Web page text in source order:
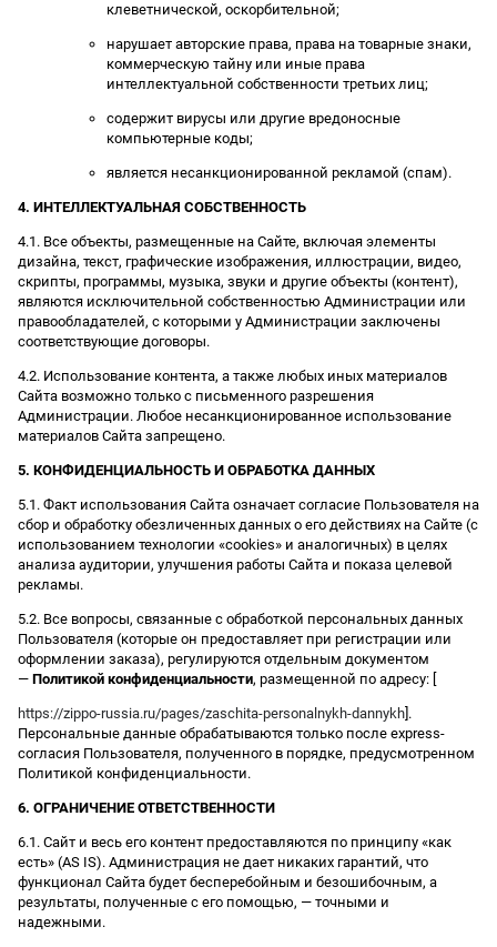
клеветнической, оскорбительной;
нарушает авторские права, права на товарные знаки,
коммерческую тайну или иные права
интеллектуальной собственности третьих лиц;
содержит вирусы или другие вредоносные
компьютерные коды;
является несанкционированной рекламой (спам).
4. ИНТЕЛЛЕКТУАЛЬНАЯ СОБСТВЕННОСТЬ
4.1. Все объекты, размещенные на Сайте, включая элементы
дизайна, текст, графические изображения, иллюстрации, видео,
скрипты, программы, музыка, звуки и другие объекты (контент),
являются исключительной собственностью Администрации или
правообладателей, с которыми у Администрации заключены
соответствующие договоры.
4.2. Использование контента, а также любых иных материалов
Сайта возможно только с письменного разрешения
Администрации. Любое несанкционированное использование
материалов Сайта запрещено.
5. КОНФИДЕНЦИАЛЬНОСТЬ И ОБРАБОТКА ДАННЫХ
5.1. Факт использования Сайта означает согласие Пользователя на
сбор и обработку обезличенных данных о его действиях на Сайте (с
использованием технологии «cookies» и аналогичных) в целях
анализа аудитории, улучшения работы Сайта и показа целевой
рекламы.
5.2. Все вопросы, связанные с обработкой персональных данных
Пользователя (которые он предоставляет при регистрации или
оформлении заказа), регулируются отдельным документом
— Политикой конфиденциальности, размещенной по адресу: [
https://zippo-russia.ru/pages/zaschita-personalnykh-dannykh ].
Персональные данные обрабатываются только после express-
согласия Пользователя, полученного в порядке, предусмотренном
Политикой конфиденциальности.
6. ОГРАНИЧЕНИЕ ОТВЕТСТВЕННОСТИ
6.1. Сайт и весь его контент предоставляются по принципу «как
есть» (AS IS). Администрация не дает никаких гарантий, что
функционал Сайта будет бесперебойным и безошибочным, а
результаты, полученные с его помощью, — точными и
надежными.